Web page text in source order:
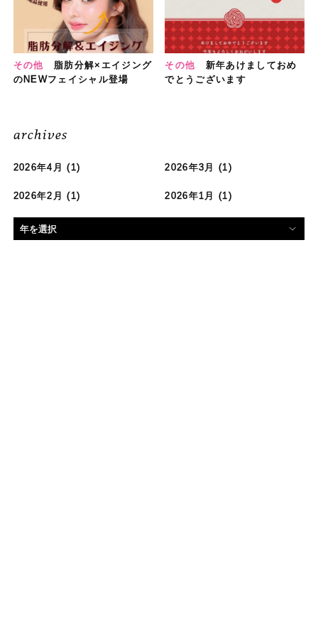
その他
脂肪分解×エイジング
のNEWフェイシャル登場
その他
新年あけましておめ
でとうございます
archives
2026年4月 (1) 2026年3月 (1)
2026年2月 (1) 2026年1月 (1)